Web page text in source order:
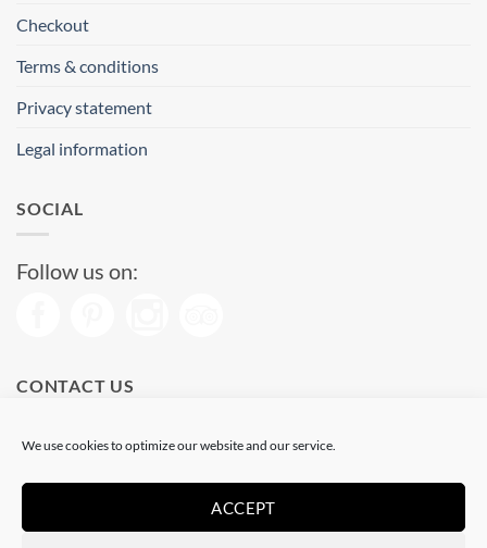
We use cookies to optimize our website and our service.
ACCEPT
Checkout
Terms & conditions
Privacy statement
Legal information
SOCIAL
Follow us on:
CONTACT US
Phone: (+34) 93 513 04 65